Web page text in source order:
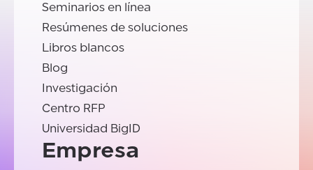
Seminarios en línea
Resúmenes de soluciones
Libros blancos
Blog
Investigación
Centro RFP
Universidad BigID
Empresa